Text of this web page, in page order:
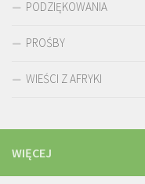
PODZIĘKOWANIA
PROŚBY
WIEŚCI Z AFRYKI
WIĘCEJ